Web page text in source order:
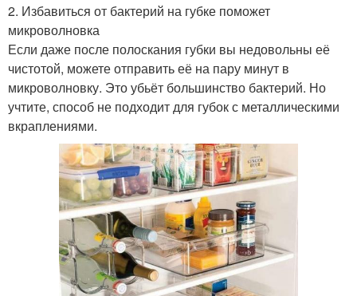
2. Избавиться от бактерий на губке поможет
микроволновка
Если даже после полоскания губки вы недовольны её
чистотой, можете отправить её на пару минут в
микроволновку. Это убьёт большинство бактерий. Но
учтите, способ не подходит для губок с металлическими
вкраплениями.